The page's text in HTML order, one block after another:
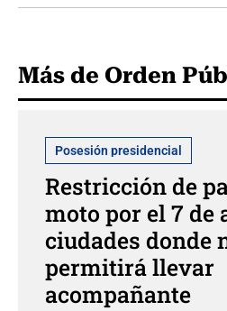
Más de Orden
Posesión presidencial
Restricción de
moto por el 7 de
ciudades donde
permitirá llevar
acompañante